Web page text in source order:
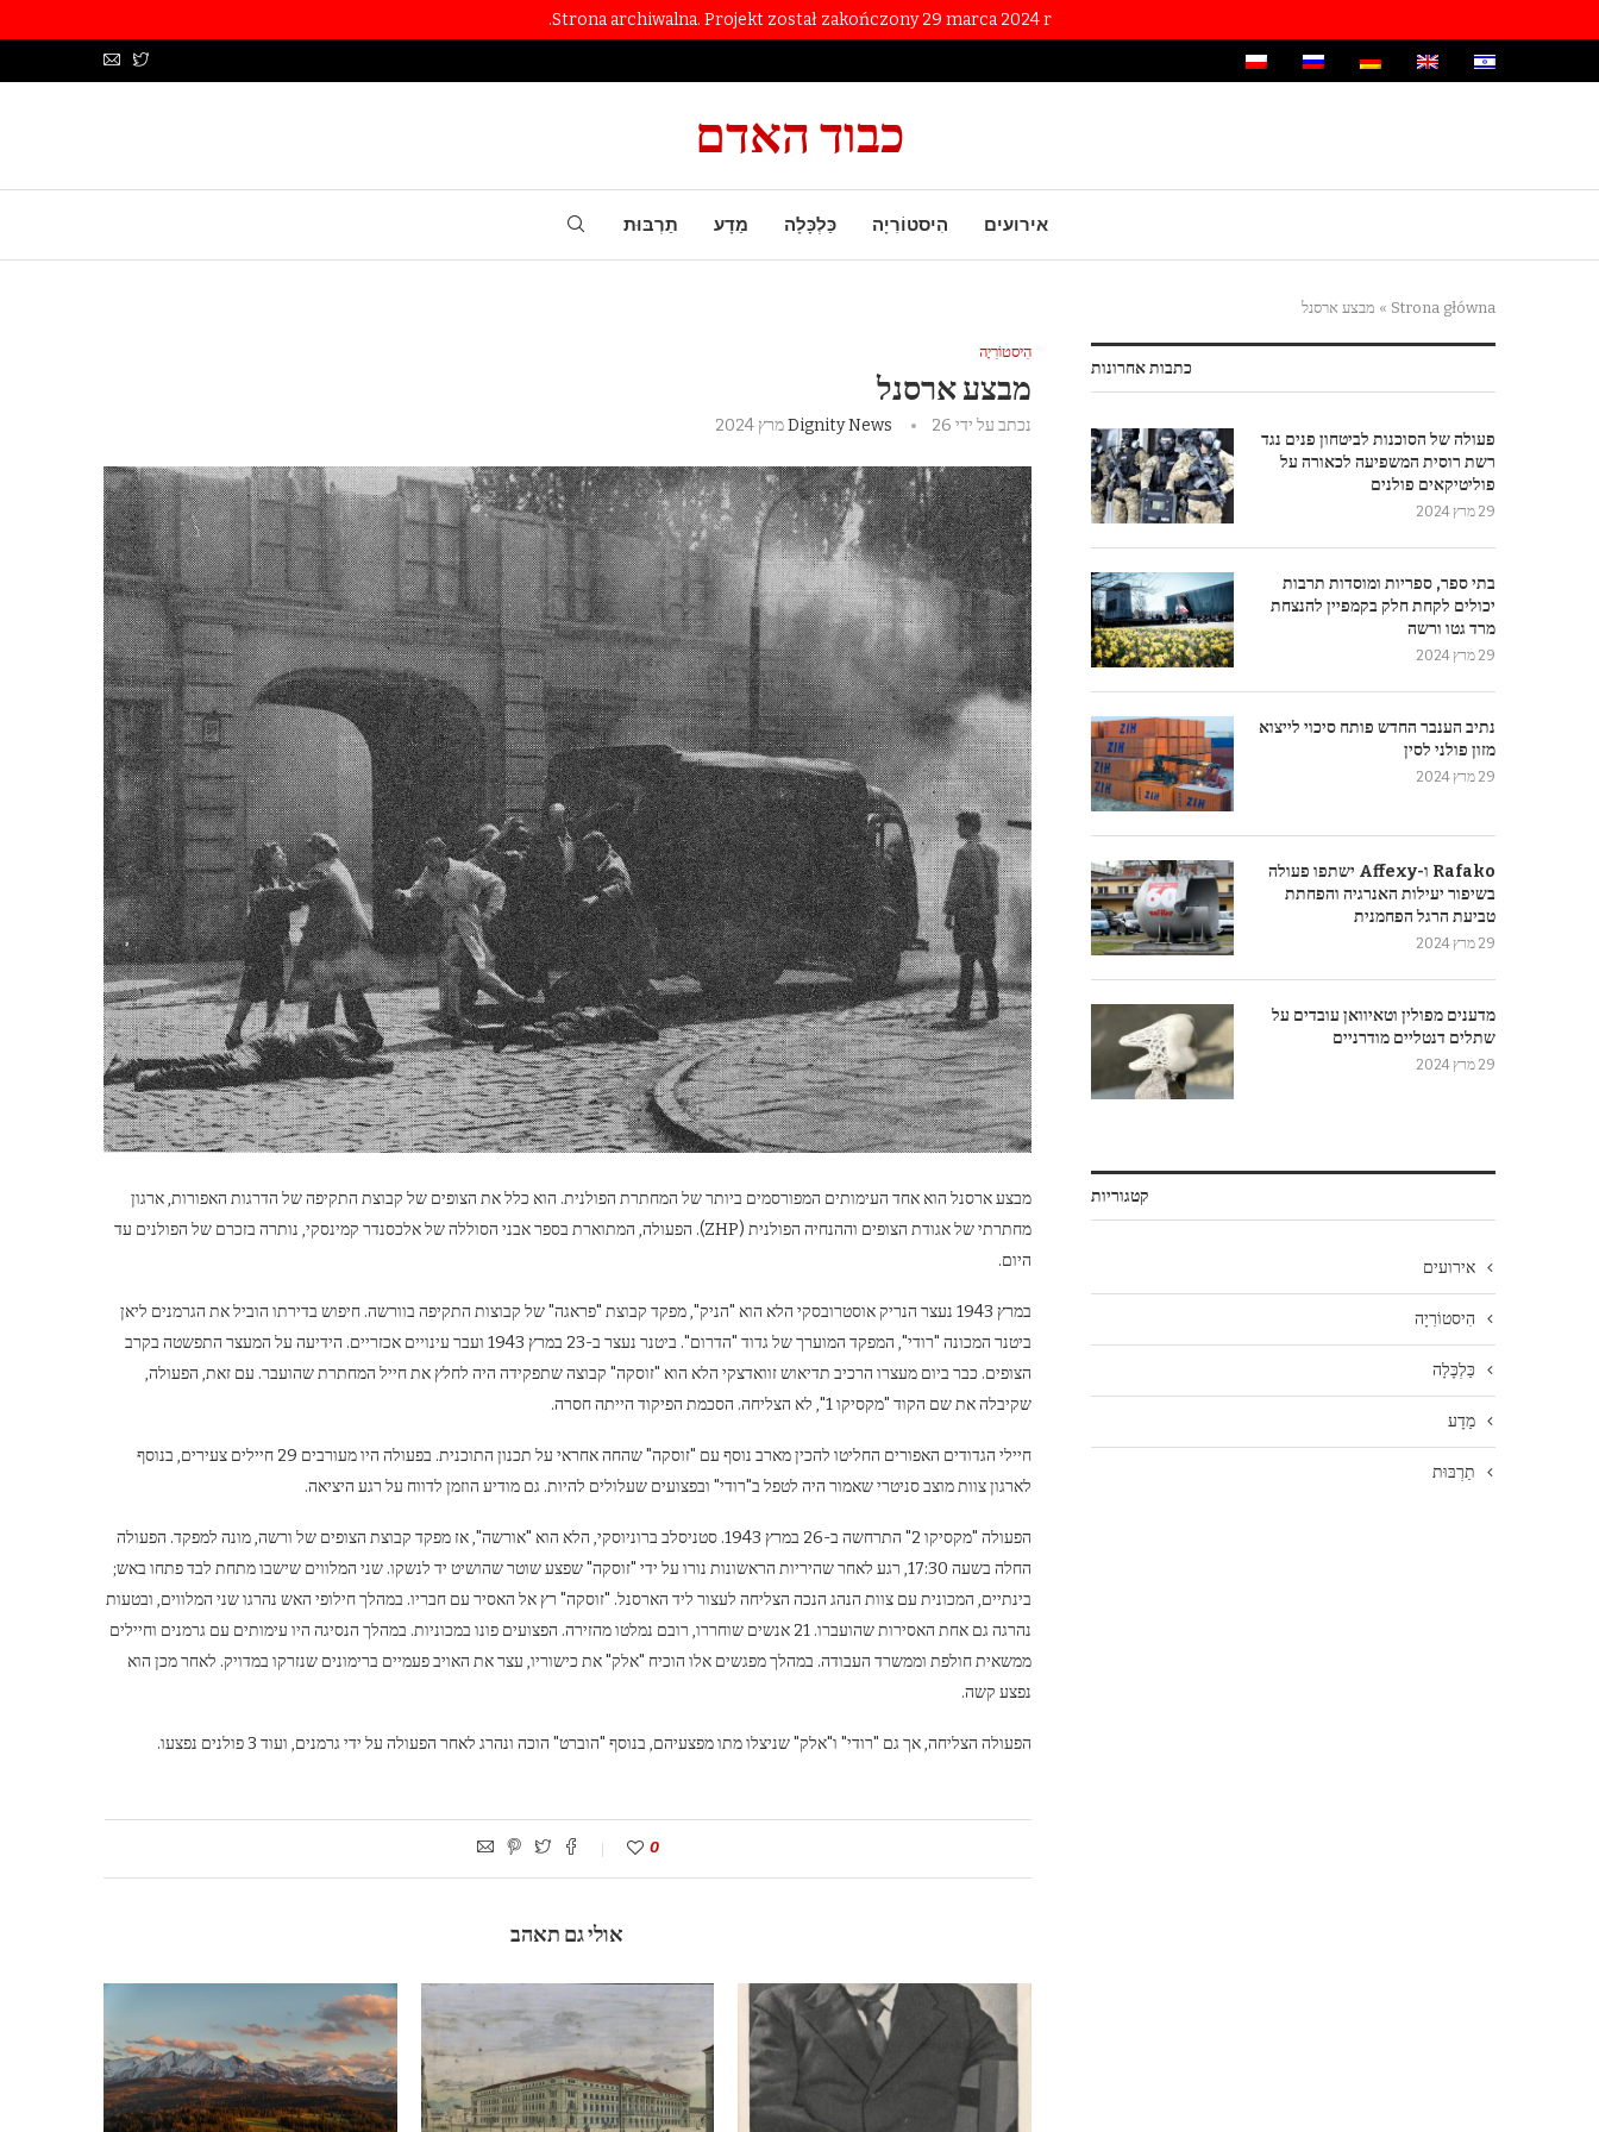
Strona archiwalna. Projekt został zakończony 29 marca 2024 r.
כבוד האדם
אירועים הִיסטוֹרִיָה כַּלְכָּלָה מַדָע תַרְבּוּת
Strona główna
» מבצע ארסנל
הִיסטוֹרִיָה
מבצע ארסנל
נכתב על ידי Dignity News 26 מרץ 2024
מבצע ארסנל הוא אחד העימותים המפורסמים ביותר של המחתרת הפולנית. הוא כלל את הצופים של קבוצת התקיפה של הדרגות האפורות, ארגון
מחתרתי של אגודת הצופים וההנחיה הפולנית (ZHP). הפעולה, המתוארת בספר אבני הסוללה של אלכסנדר קמינסקי, נותרה בזכרם של הפולנים עד
היום.
במרץ 1943 נעצר הנריק אוסטרובסקי הלא הוא "הניק", מפקד קבוצת "פראגה" של קבוצות התקיפה בוורשה. חיפוש בדירתו הוביל את הגרמנים ליאן
ביטנר המכונה "רודי", המפקד המוערך של גדוד "הדרום". ביטנר נעצר ב-23 במרץ 1943 ועבר עינויים אכזריים. הידיעה על המעצר התפשטה בקרב
הצופים. כבר ביום מעצרו הרכיב תדיאוש זוואדצקי הלא הוא "זוסקה" קבוצה שתפקידה היה לחלץ את חייל המחתרת שהועבר. עם זאת, הפעולה,
שקיבלה את שם הקוד "מקסיקו 1", לא הצליחה. הסכמת הפיקוד הייתה חסרה.
חיילי הגדודים האפורים החליטו להכין מארב נוסף עם "זוסקה" שהחה אחראי על תכנון התוכנית. בפעולה היו מעורבים 29 חיילים צעירים, בנוסף
לארגון צוות מוצב סניטרי שאמור היה לטפל ב"רודי" ובפצועים שעלולים להיות. גם מודיע הוזמן לדווח על רגע היציאה.
הפעולה "מקסיקו 2" התרחשה ב-26 במרץ 1943. סטניסלב ברוניוסקי, הלא הוא "אורשה", אז מפקד קבוצת הצופים של ורשה, מונה למפקד. הפעולה
החלה בשעה 17:30, רגע לאחר שהיריות הראשונות נורו על ידי "זוסקה" שפצע שוטר שהושיט יד לנשקו. שני המלווים שישבו מתחת לבד פתחו באש;
בינתיים, המכונית עם צוות הנהג הנכה הצליחה לעצור ליד הארסנל. "זוסקה" רץ אל האסיר עם חבריו. במהלך חילופי האש נהרגו שני המלווים, ובטעות
נהרגה גם אחת האסירות שהועברו. 21 אנשים שוחררו, רובם נמלטו מהזירה. הפצועים פונו במכוניות. במהלך הנסיגה היו עימותים עם גרמנים וחיילים
ממשאית חולפת וממשרד העבודה. במהלך מפגשים אלו הוכיח "אלק" את כישוריו, עצר את האויב פעמיים ברימונים שנזרקו במדויק. לאחר מכן הוא
נפצע קשה.
הפעולה הצליחה, אך גם "רודי" ו"אלק" שניצלו מתו מפצעיהם, בנוסף "הוברט" הוכה ונהרג לאחר הפעולה על ידי גרמנים, ועוד 3 פולנים נפצעו.
0
אולי גם תאהב
כתבות אחרונות
פעולה של הסוכנות לביטחון פנים נגד
רשת רוסית המשפיעה לכאורה על
פוליטיקאים פולנים
29 מרץ 2024
בתי ספר, ספריות ומוסדות תרבות
יכולים לקחת חלק בקמפיין להנצחת
מרד גטו ורשה
29 מרץ 2024
נתיב הענבר החדש פותח סיכוי לייצוא
מזון פולני לסין
29 מרץ 2024
Rafako ו-Affexy ישתפו פעולה
בשיפור יעילות האנרגיה והפחתת
טביעת הרגל הפחמנית
29 מרץ 2024
מדענים מפולין וטאיוואן עובדים על
שתלים דנטליים מודרניים
29 מרץ 2024
קטגוריות
אירועים
הִיסטוֹרִיָה
כַּלְכָּלָה
מַדָע
תַרְבּוּת